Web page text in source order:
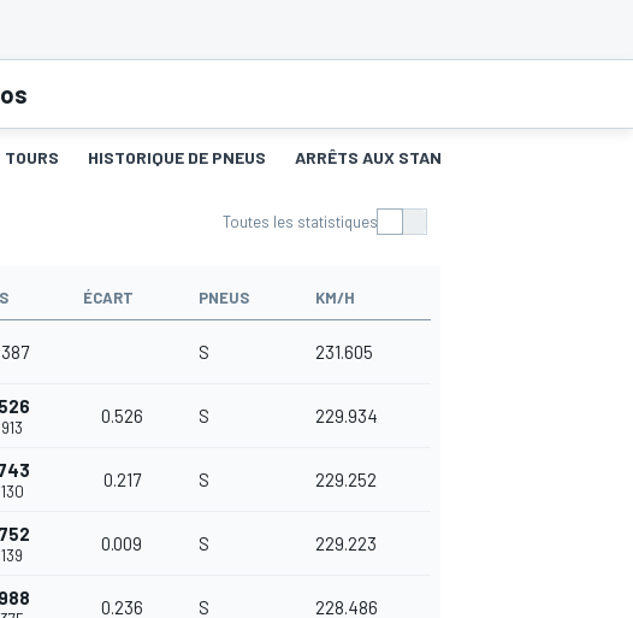
TOURS HISTORIQUE DE PNEUS ARRÊTS AUX STANDS
Toutes les statistiques
ÉCART PNEUS KM/H
S 231.605
0.526 S 229.934
0.217 S 229.252
0.009 S 229.223
0.236 S 228.486